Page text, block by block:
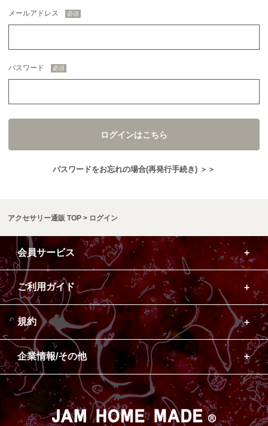
メールアドレス
パスワード
ログインはこちら
パスワードをお忘れの場合(再発行手続き) ＞＞
アクセサリー通販 TOP ログイン
会員サービス
ご利用ガイド
規約
企業情報/その他